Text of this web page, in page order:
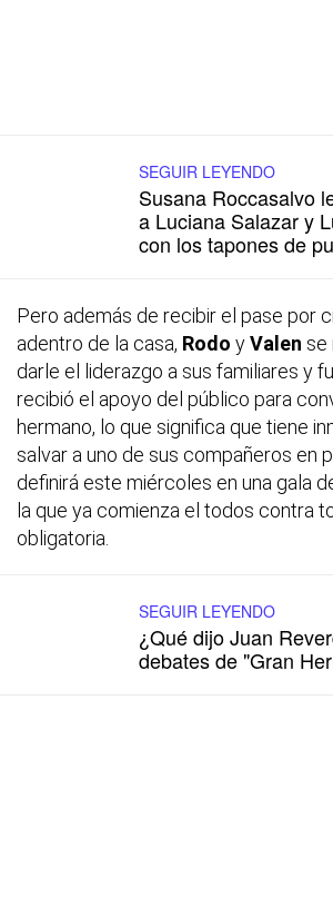
SEGUIR LEYENDO
Susana Roccasalvo
a Luciana Salazar y
con los tapones de
Pero además de recibir el pase por
adentro de la casa, Rodo yValen se
darle el liderazgo a sus familiares y
recibió el apoyo del público para
hermano, lo que significa que tiene
salvar a uno de sus compañeros en
definirá este miércoles en una gala
la que ya comienza el todos contra
obligatoria.
SEGUIR LEYENDO
¿Qué dijo Juan
debates de "Gran